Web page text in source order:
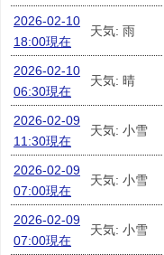
2026-02-10
18:00現在
天気: 雨
2026-02-10
06:30現在
天気: 晴
2026-02-09
11:30現在
天気: 小雪
2026-02-09
07:00現在
天気: 小雪
2026-02-09
07:00現在
天気: 小雪